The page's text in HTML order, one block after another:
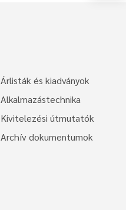
Árlisták és kiadványok
Alkalmazástechnika
Kivitelezési útmutatók
Archív dokumentumok